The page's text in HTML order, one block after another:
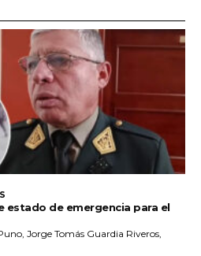
estado de emergencia para el
Jorge Tomás Guardia Riveros,